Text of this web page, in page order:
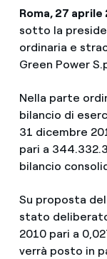
Roma, 27 aprile
sotto la
ordinaria e
Green Power
Nella parte
bilancio di
31 dicembre
pari a
bilancio
Su proposta
stato
2010 pari a
verrà posto in